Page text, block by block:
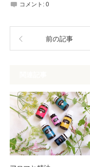
コメント: 0
前の記事